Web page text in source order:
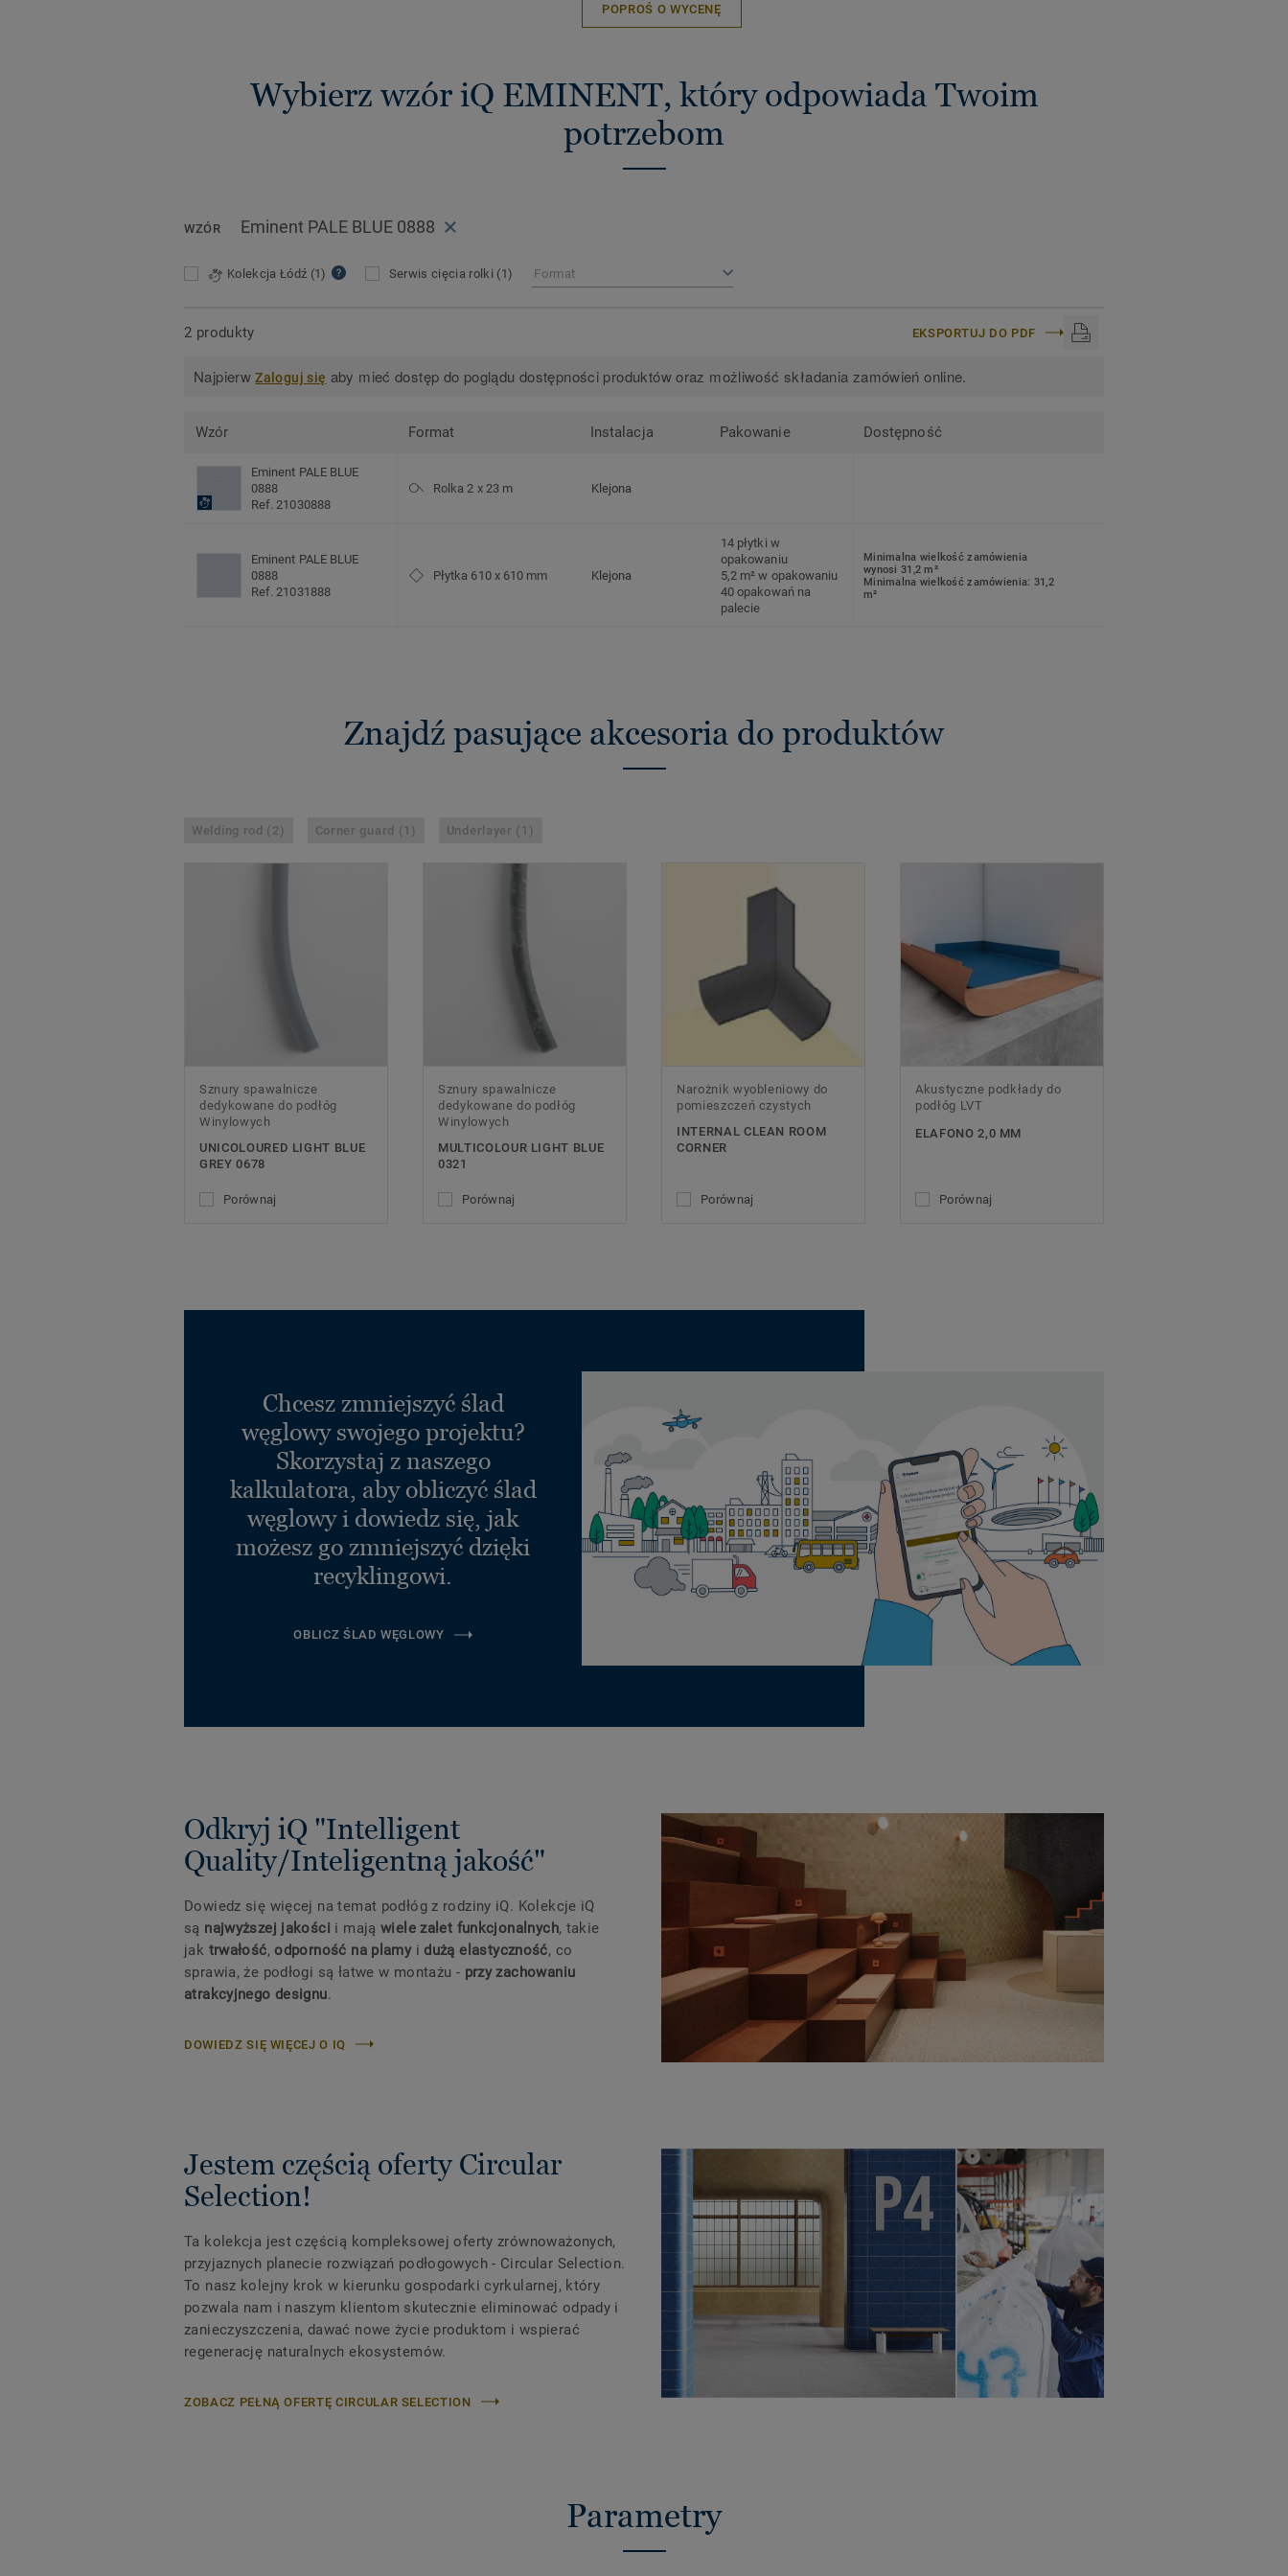
POPROŚ O WYCENĘ
Wybierz wzór iQ EMINENT, który odpowiada Twoim
potrzebom
WZÓR Eminent PALE BLUE 0888
Kolekcja Łódź (1) Serwis cięcia rolki (1) Format
2 produkty EKSPORTUJ DO PDF
NajpierwZaloguj się aby mieć dostęp do poglądu dostępności produktów oraz możliwość składania zamówień online.
Wzór Format Instalacja Pakowanie Dostępność
Eminent PALE BLUE
0888
Ref. 21030888
Rolka 2 x 23 m Klejona
Eminent PALE BLUE
0888
Ref. 21031888
Płytka 610 x 610 mm Klejona
14 płytki w
opakowaniu
5,2 m² w opakowaniu
40 opakowań na
palecie
Minimalna wielkość zamówienia
wynosi 31,2 m²
Minimalna wielkość zamówienia: 31,2
m²
Znajdź pasujące akcesoria do produktów
Welding rod (2) Corner guard (1) Underlayer (1)
Sznury spawalnicze
dedykowane do podłóg
Winylowych
UNICOLOURED LIGHT BLUE
GREY 0678
Porównaj
Sznury spawalnicze
dedykowane do podłóg
Winylowych
MULTICOLOUR LIGHT BLUE
0321
Porównaj
Narożnik wyobleniowy do
pomieszczeń czystych
INTERNAL CLEAN ROOM
CORNER
Porównaj
Akustyczne podkłady do
podłóg LVT
ELAFONO 2,0 MM
Porównaj
Chcesz zmniejszyć ślad
węglowy swojego projektu?
Skorzystaj z naszego
kalkulatora, aby obliczyć ślad
węglowy i dowiedz się, jak
możesz go zmniejszyć dzięki
recyklingowi.
OBLICZ ŚLAD WĘGLOWY
Odkryj iQ "Intelligent
Quality/Inteligentną jakość"
Dowiedz się więcej na temat podłóg z rodziny iQ. Kolekcje iQ
są najwyższej jakości i mająwiele zalet funkcjonalnych, takie
jak trwałość,odporność na plamyi dużą elastyczność, co
sprawia, że podłogi są łatwe w montażu - przy zachowaniu
atrakcyjnego designu.
DOWIEDZ SIĘ WIĘCEJ O IQ
Jestem częścią oferty Circular
Selection!
Ta kolekcja jest częścią kompleksowej oferty zrównoważonych,
przyjaznych planecie rozwiązań podłogowych - Circular Selection.
To nasz kolejny krok w kierunku gospodarki cyrkularnej, który
pozwala nam i naszym klientom skutecznie eliminować odpady i
zanieczyszczenia, dawać nowe życie produktom i wspierać
regenerację naturalnych ekosystemów.
ZOBACZ PEŁNĄ OFERTĘ CIRCULAR SELECTION
Parametry